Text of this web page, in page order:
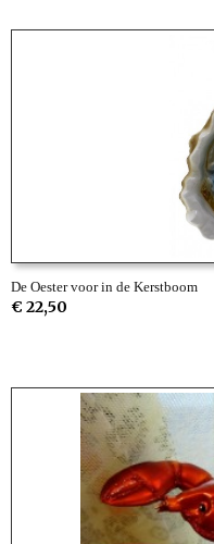
De Oester voor in de Kerstboom
€ 22,50